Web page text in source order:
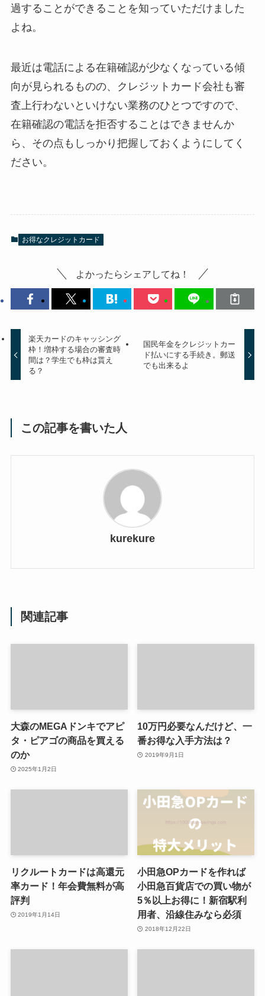
過することができることを知っていただけました
よね。
最近は電話による在籍確認が少なくなっている傾
向が見られるものの、クレジットカード会社も審
査上行わないといけない業務のひとつですので、
在籍確認の電話を拒否することはできませんか
ら、その点もしっかり把握しておくようにしてく
ださい。
お得なクレジットカード
よかったらシェアしてね！
楽天カードのキャッシング
枠！増枠する場合の審査時
間は？学生でも枠は貰え
る？
国民年金をクレジットカー
ド払いにする手続き。郵送
でも出来るよ
この記事を書いた人
kurekure
関連記事
大森のMEGAドンキでアピ
タ・ピアゴの商品を買える
のか
2025年1月2日
10万円必要なんだけど、一
番お得な入手方法は？
2019年9月1日
リクルートカードは高還元
率カード！年会費無料が高
評判
2019年1月14日
小田急OPカードを作れば
小田急百貨店での買い物が
5％以上お得に！新宿駅利
用者、沿線住みなら必須
2018年12月22日